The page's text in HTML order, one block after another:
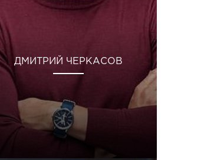
ДМИТРИЙ ЧЕРКАСОВ